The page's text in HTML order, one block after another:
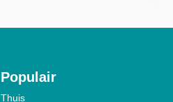
Populair
Thuis